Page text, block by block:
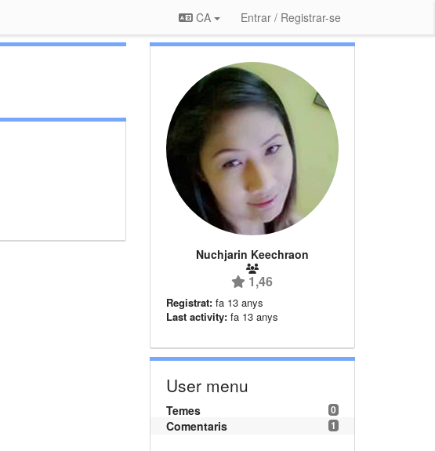
CA Entrar / Registrar-se
Nuchjarin Keechraon
1,46
Registrat: fa 13 anys
Last activity: fa 13 anys
User menu
0
Temes
1
Comentaris